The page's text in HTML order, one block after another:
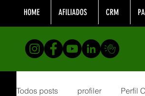
HOME AFILIADOS CRM
Todos posts profiler Perfil